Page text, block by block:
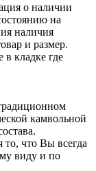
о наличии
на
налич­ия
и размер.
в кладке где
камвольной
то, что Вы всегда
виду и по